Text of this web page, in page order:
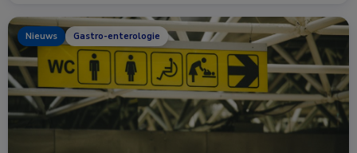
Nieuws Gastro-enterologie